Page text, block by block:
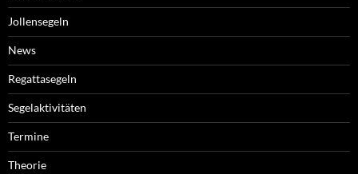
Jollensegeln
News
Regattasegeln
Segelaktivitäten
Termine
Theorie